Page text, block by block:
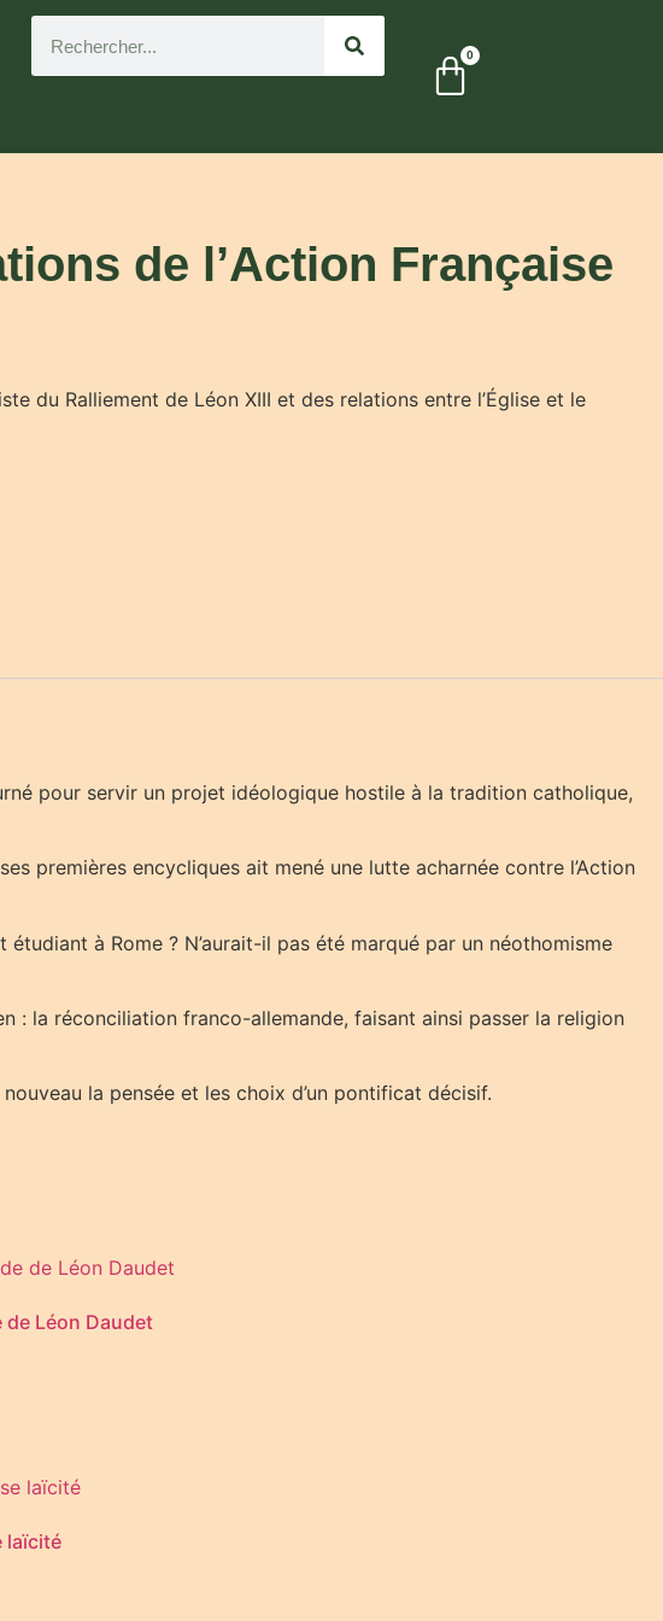
de l’Action Française
du Ralliement de Léon XIII et des relations entre l’Église et le
pour servir un projet idéologique hostile à la tradition catholique,
premières encycliques ait mené une lutte acharnée contre l’Action
à Rome ? N’aurait-il pas été marqué par un néothomisme
: la réconciliation franco-allemande, faisant ainsi passer la religion
la pensée et les choix d’un pontificat décisif.
de Léon Daudet
laïcité